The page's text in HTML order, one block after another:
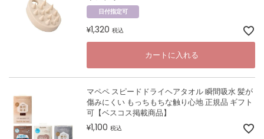
日付指定可
¥1,320 税込
カートに入れる
マペペ スピードドライヘアタオル 瞬間吸水 髪が
傷みにくい もっちもちな触り心地 正規品 ギフト
可【ベスコス掲載商品】
¥1,100 税込